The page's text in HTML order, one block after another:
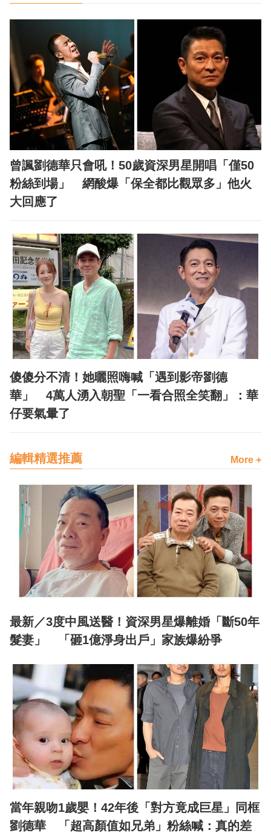
曾諷劉德華只會吼！50歲資深男星開唱「僅50
粉絲到場」 網酸爆「保全都比觀眾多」他火
大回應了
傻傻分不清！她曬照嗨喊「遇到影帝劉德
華」 4萬人湧入朝聖「一看合照全笑翻」：華
仔要氣暈了
編輯精選推薦 More +
最新／3度中風送醫！資深男星爆離婚「斷50年
髮妻」 「砸1億淨身出戶」家族爆紛爭
當年親吻1歲嬰！42年後「對方竟成巨星」同框
劉德華 「超高顏值如兄弟」粉絲喊：真的差